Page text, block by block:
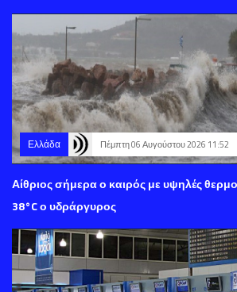
Ελλάδα Πέμπτη 06 Αυγούστου 2026 11:52
Αίθριος σήμερα ο καιρός με υψηλές
38°C ο υδράργυρος